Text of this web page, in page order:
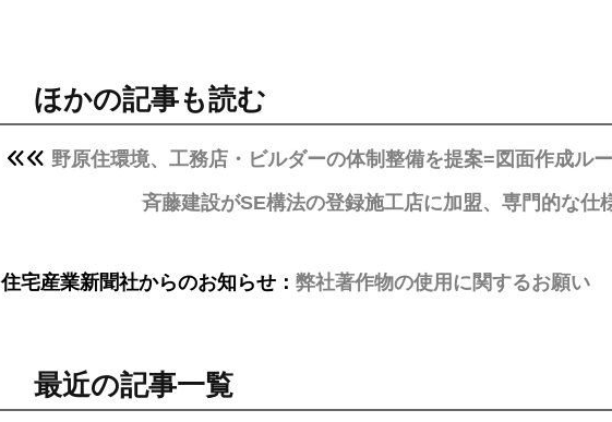
ほかの記事も読む
野原住環境、工務店・ビルダーの体制整備を提案=図面作成ル
斉藤建設がSE構法の登録施工店に加盟、専門的な
住宅産業新聞社からのお知らせ： 弊社著作物の使用に関するお願い
最近の記事一覧